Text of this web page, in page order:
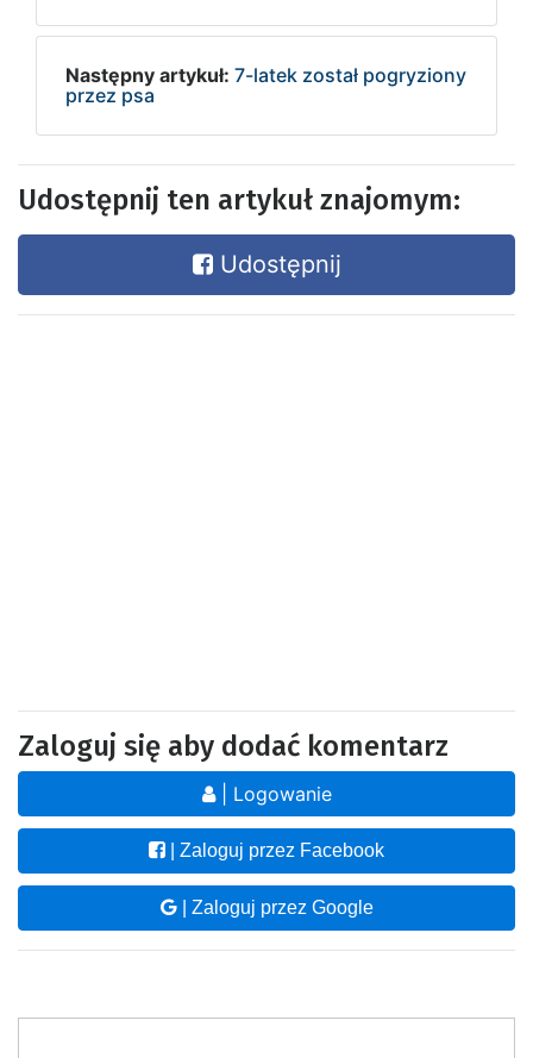
Następny artykuł: 7-latek został pogryziony
przez psa
Udostępnij ten artykuł znajomym:
Udostępnij
Zaloguj się aby dodać komentarz
| Logowanie
| Zaloguj przez Facebook
| Zaloguj przez Google